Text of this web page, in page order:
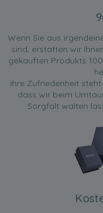
Wenn Sie aus
sind, erstatten wir
gekauften Produkts
Ihre Zufriedenheit
dass wir beim
Sorgfalt walten